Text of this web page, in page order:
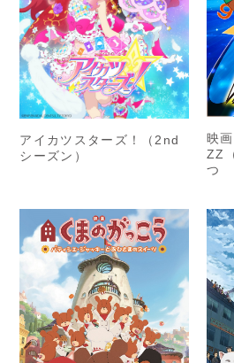
アイカツスターズ！（2nd
シーズン）
映
ZZ
つ